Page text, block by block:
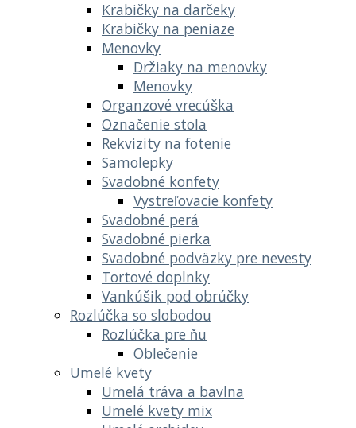
Krabičky na darčeky
Krabičky na peniaze
Menovky
Držiaky na menovky
Menovky
Organzové vrecúška
Označenie stola
Rekvizity na fotenie
Samolepky
Svadobné konfety
Vystreľovacie konfety
Svadobné perá
Svadobné pierka
Svadobné podväzky pre nevesty
Tortové doplnky
Vankúšik pod obrúčky
Rozlúčka so slobodou
Rozlúčka pre ňu
Oblečenie
Umelé kvety
Umelá tráva a bavlna
Umelé kvety mix